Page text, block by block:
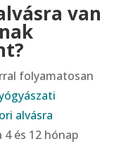
van
folyamatosan
alvásra
4 és 12 hónap